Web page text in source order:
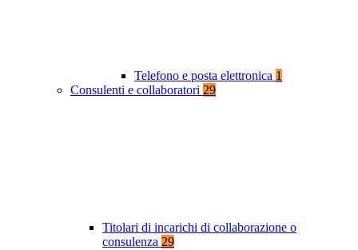
Telefono e posta elettronica 1
Consulenti e collaboratori 29
Titolari di incarichi di collaborazione o
consulenza 29